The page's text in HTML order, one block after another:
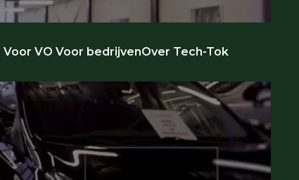
Voor VO Voor bedrijvenOver Tech-Tok